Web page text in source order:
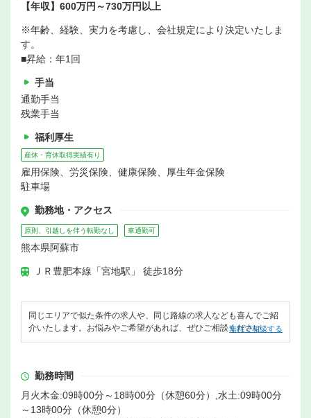
【年収】600万円～730万円以上
※年齢、経験、実力を考慮し、会社規定により決定いたしま
す。
■昇給：年1回
手当
通勤手当
残業手当
福利厚生
産休・育休取得実績有り
雇用保険、労災保険、健康保険、厚生年金保険
駐車場
勤務地・アクセス
原則、引越しを伴う転勤なし 車通勤可
熊本県阿蘇市
ＪＲ豊肥本線「宮地駅」 徒歩18分
同じエリアで似た条件の求人や、同じ路線の求人なども喜んでご紹
介いたします。お悩みやご希望があれば、ぜひご相談ください。
無料で相談する
勤務時間
月火木金:09時00分～18時00分（休憩60分）,水土:09時00分
～13時00分（休憩0分）